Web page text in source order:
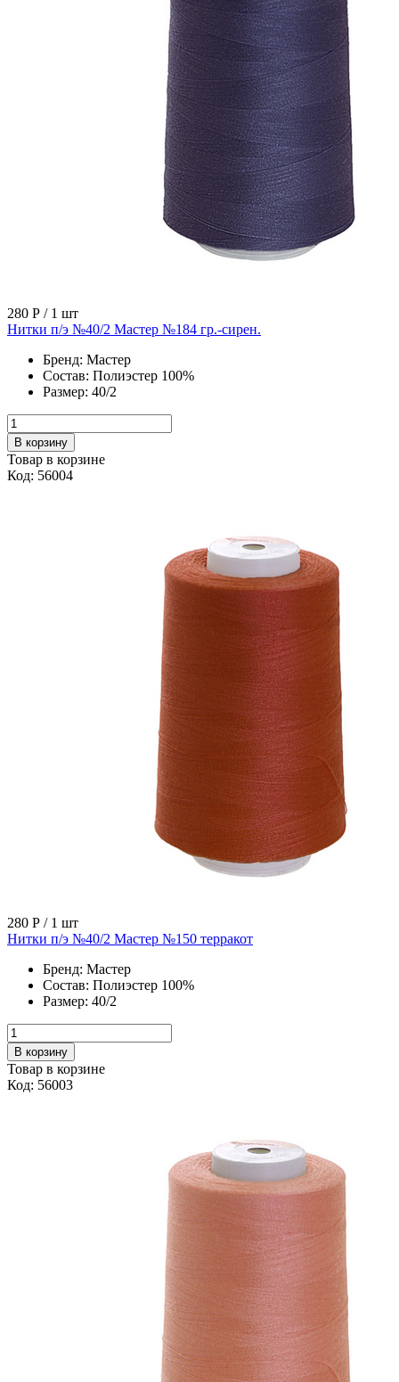
280 Р / 1 шт
Нитки п/э №40/2 Мастер №184 гр.-сирен.
Бренд: Мастер
Состав: Полиэстер 100%
Размер: 40/2
В корзину
Товар в корзине
Код: 56004
280 Р / 1 шт
Нитки п/э №40/2 Мастер №150 терракот
Бренд: Мастер
Состав: Полиэстер 100%
Размер: 40/2
В корзину
Товар в корзине
Код: 56003